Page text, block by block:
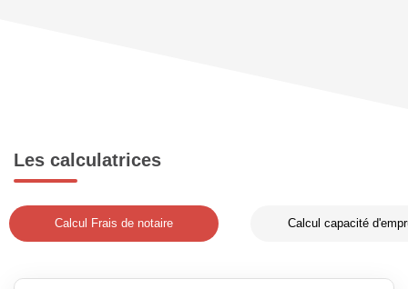
Les calculatrices
Calcul Frais de notaire Calcul capacité